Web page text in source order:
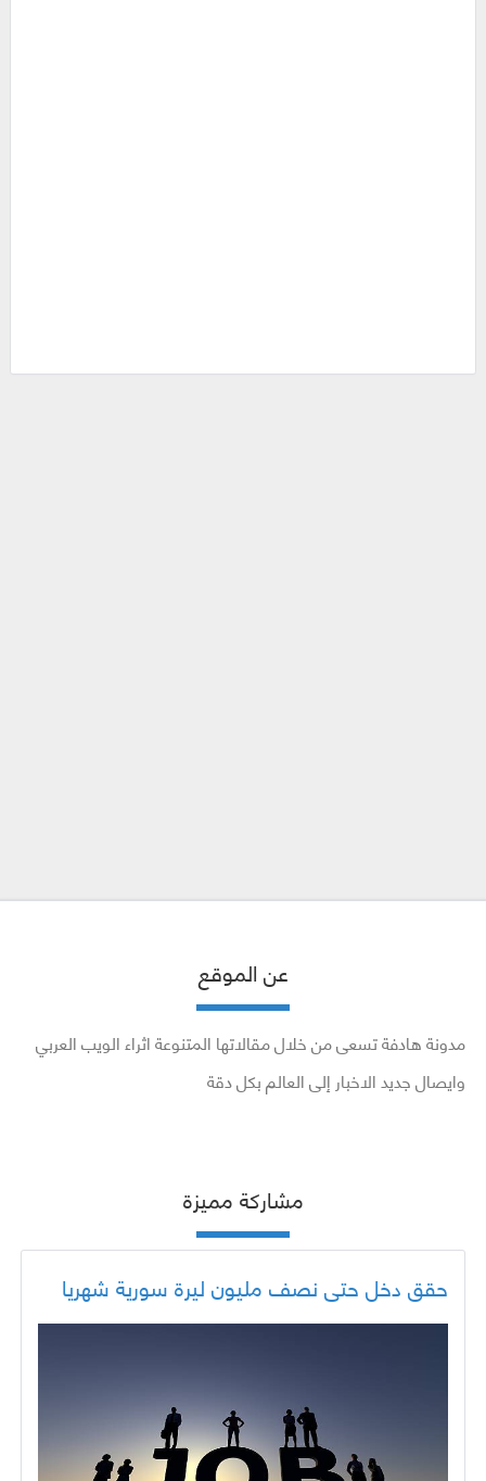
عن الموقع
مدونة هادفة تسعى من خلال مقالاتها المتنوعة اثراء الويب العربي
وايصال جديد الاخبار إلى العالم بكل دقة
مشاركة مميزة
حقق دخل حتى نصف مليون ليرة سورية شهريا